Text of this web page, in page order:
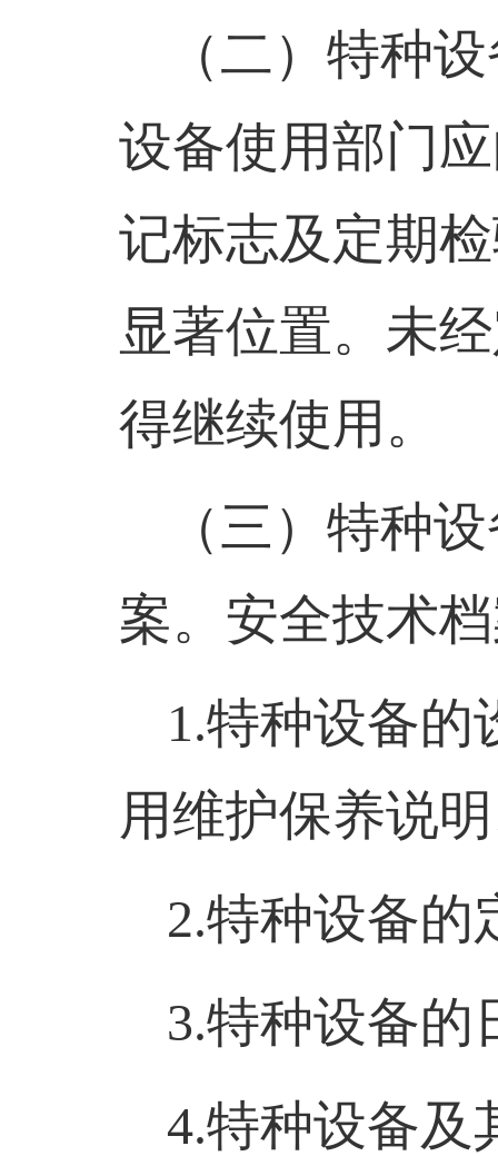
（二） 特种
设备使用部门
记标志及定期
显著位置。未
得继续使用。
（三） 特种
案。安全技术
1.特种设备的
用维护保养说
2.特种设备的
3.特种设备的
4.特种设备及